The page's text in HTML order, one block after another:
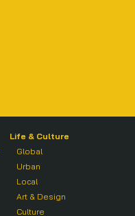
Life & Culture
Global
Urban
Local
Art & Design
Culture